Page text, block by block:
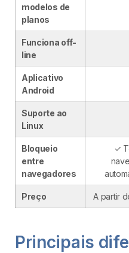
modelos de
planos
Funciona off-
line
Aplicativo
Android
Suporte ao
Linux
Bloqueio
entre
navegadores
✓
Preço A partir
Principais